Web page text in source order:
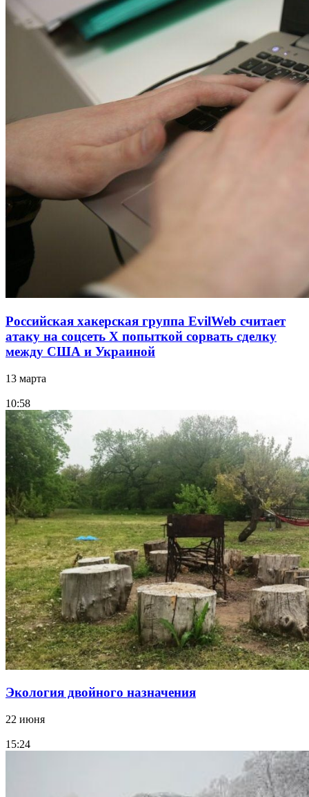
Российская хакерская группа EvilWeb считает
атаку на соцсеть Х попыткой сорвать сделку
между США и Украиной
13 марта
10:58
Экология двойного назначения
22 июня
15:24